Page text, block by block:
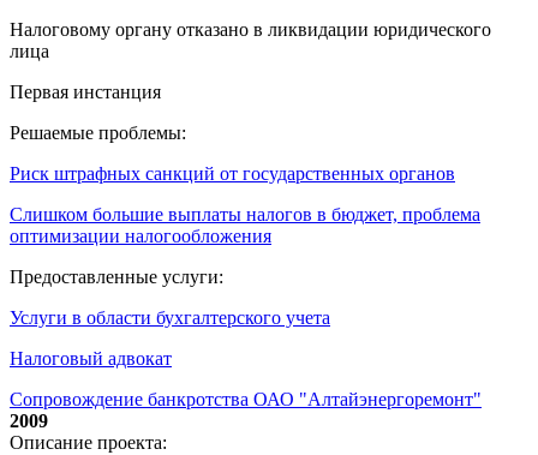
Налоговому органу отказано в ликвидации юридического
лица
Первая инстанция
Решаемые проблемы:
Риск штрафных санкций от государственных органов
Слишком большие выплаты налогов в бюджет, проблема
оптимизации налогообложения
Предоставленные услуги:
Услуги в области бухгалтерского учета
Налоговый адвокат
Сопровождение банкротства ОАО "Алтайэнергоремонт"
2009
Описание проекта: